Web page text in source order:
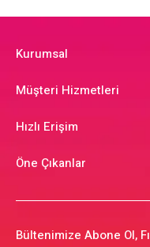
Kurumsal
Müşteri Hizmetleri
Hızlı Erişim
Öne Çıkanlar
Bültenimize Abone Ol,